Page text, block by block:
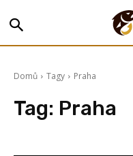
Domů Tagy Praha
Tag: Praha